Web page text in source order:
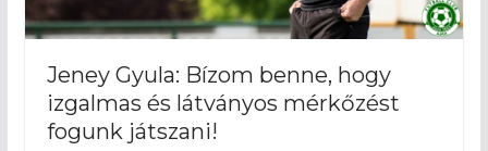
Jeney Gyula: Bízom benne, hogy
izgalmas és látványos mérkőzést
fogunk játszani!